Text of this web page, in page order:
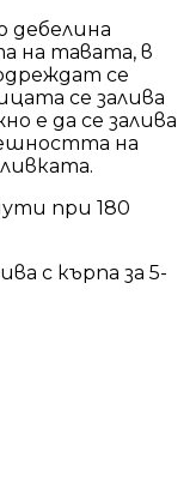
дебелина
на тавата, в
се
се залива
е да се залива
на
при 180
с кърпа за 5-